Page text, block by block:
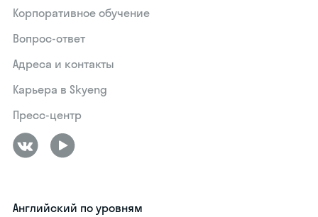
Корпоративное обучение
Вопрос-ответ
Адреса и контакты
Карьера в Skyeng
Пресс-центр
Английский по уровням